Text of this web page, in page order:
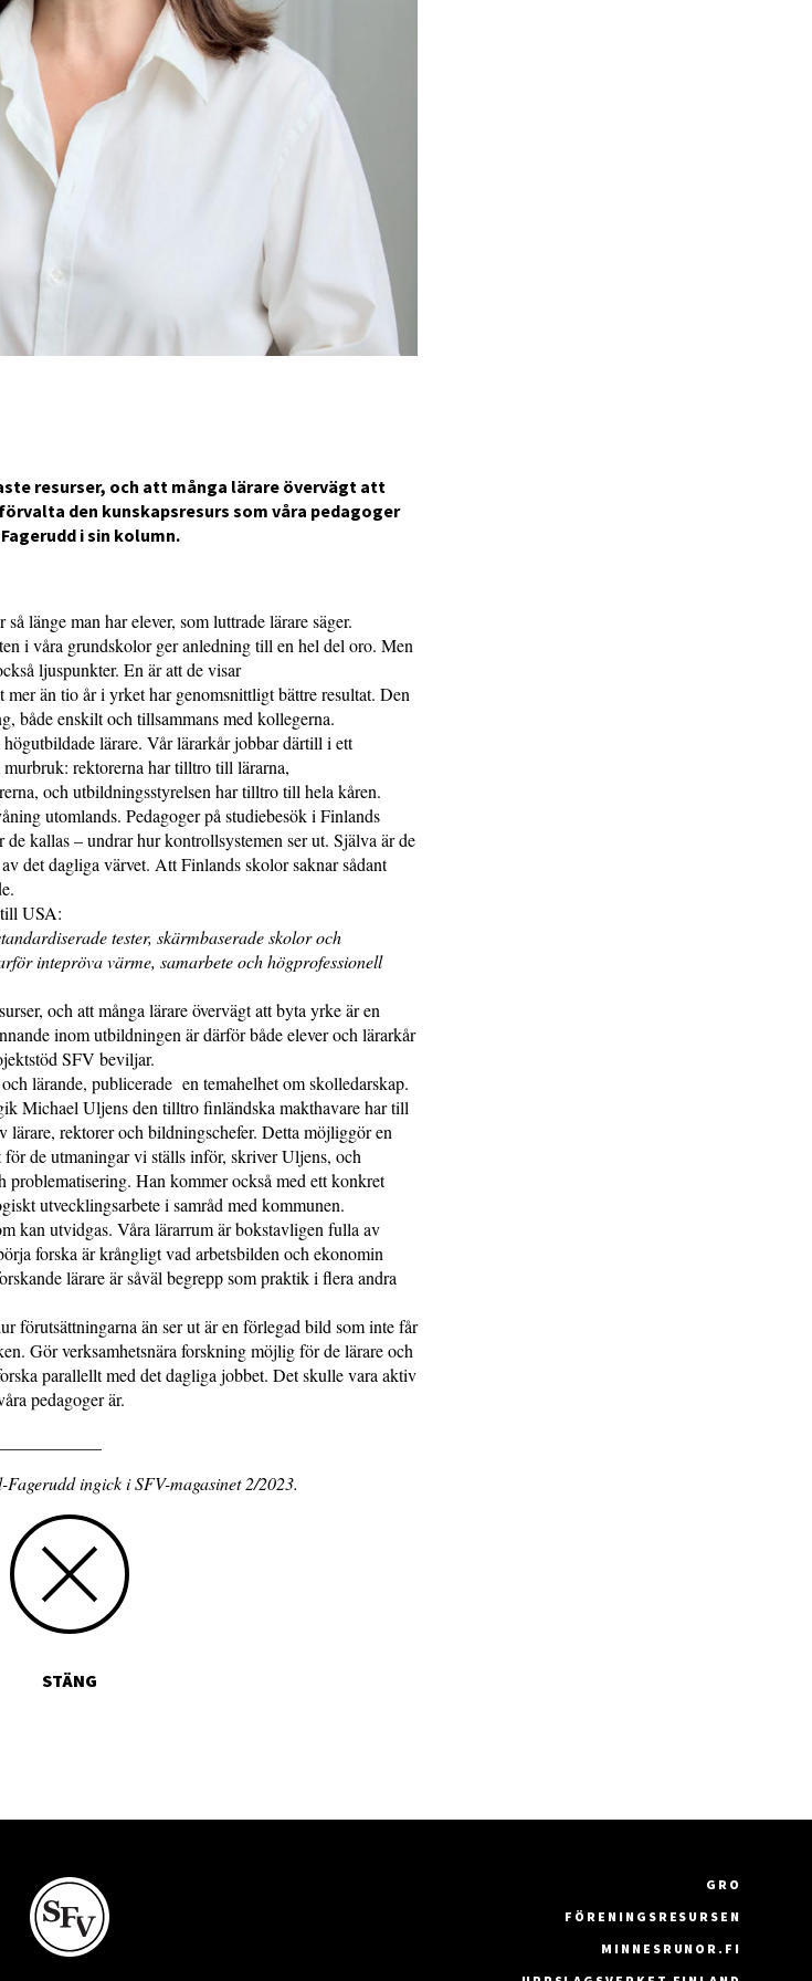
resurser, och att många lärare övervägt att
den kunskapsresurs som våra pedagoger
i sin kolumn.
länge man har elever, som luttrade lärare säger.
i våra grundskolor ger anledning till en hel del oro. Men
ljuspunkter. En är att de visar
än tio år i yrket har genomsnittligt bättre resultat. Den
både enskilt och tillsammans med kollegerna.
lärare. Vår lärarkår jobbar därtill i ett
rektorerna har tilltro till lärarna,
och utbildningsstyrelsen har tilltro till hela kåren.
utomlands. Pedagoger på studiebesök i Finlands
kallas – undrar hur kontrollsystemen ser ut. Själva är de
det dagliga värvet. Att Finlands skolor saknar sådant
USA:
tester, skärmbaserade skolor och
intepröva värme, samarbete och högprofessionell
och att många lärare övervägt att byta yrke är en
inom utbildningen är därför både elever och lärarkår
SFV beviljar.
lärande, publicerade en temahelhet om skolledarskap.
Michael Uljens den tilltro finländska makthavare har till
lärare, rektorer och bildningschefer. Detta möjliggör en
de utmaningar vi ställs inför, skriver Uljens, och
Han kommer också med ett konkret
utvecklingsarbete i samråd med kommunen.
kan utvidgas. Våra lärarrum är bokstavligen fulla av
forska är krångligt vad arbetsbilden och ekonomin
lärare är såväl begrepp som praktik i flera andra
förutsättningarna än ser ut är en förlegad bild som inte får
Gör verksamhetsnära forskning möjlig för de lärare och
parallellt med det dagliga jobbet. Det skulle vara aktiv
pedagoger är.
ingick i SFV-magasinet 2/2023.
STÄNG
GRO
FÖRENINGSRESURSEN
MINNESRUNOR.FI